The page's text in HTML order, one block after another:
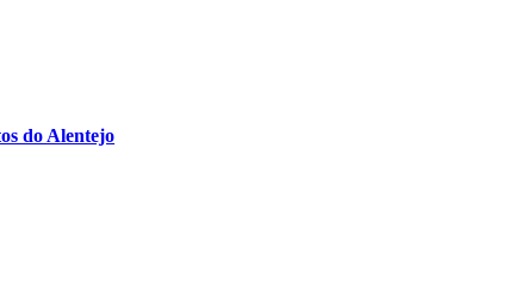
do Alentejo